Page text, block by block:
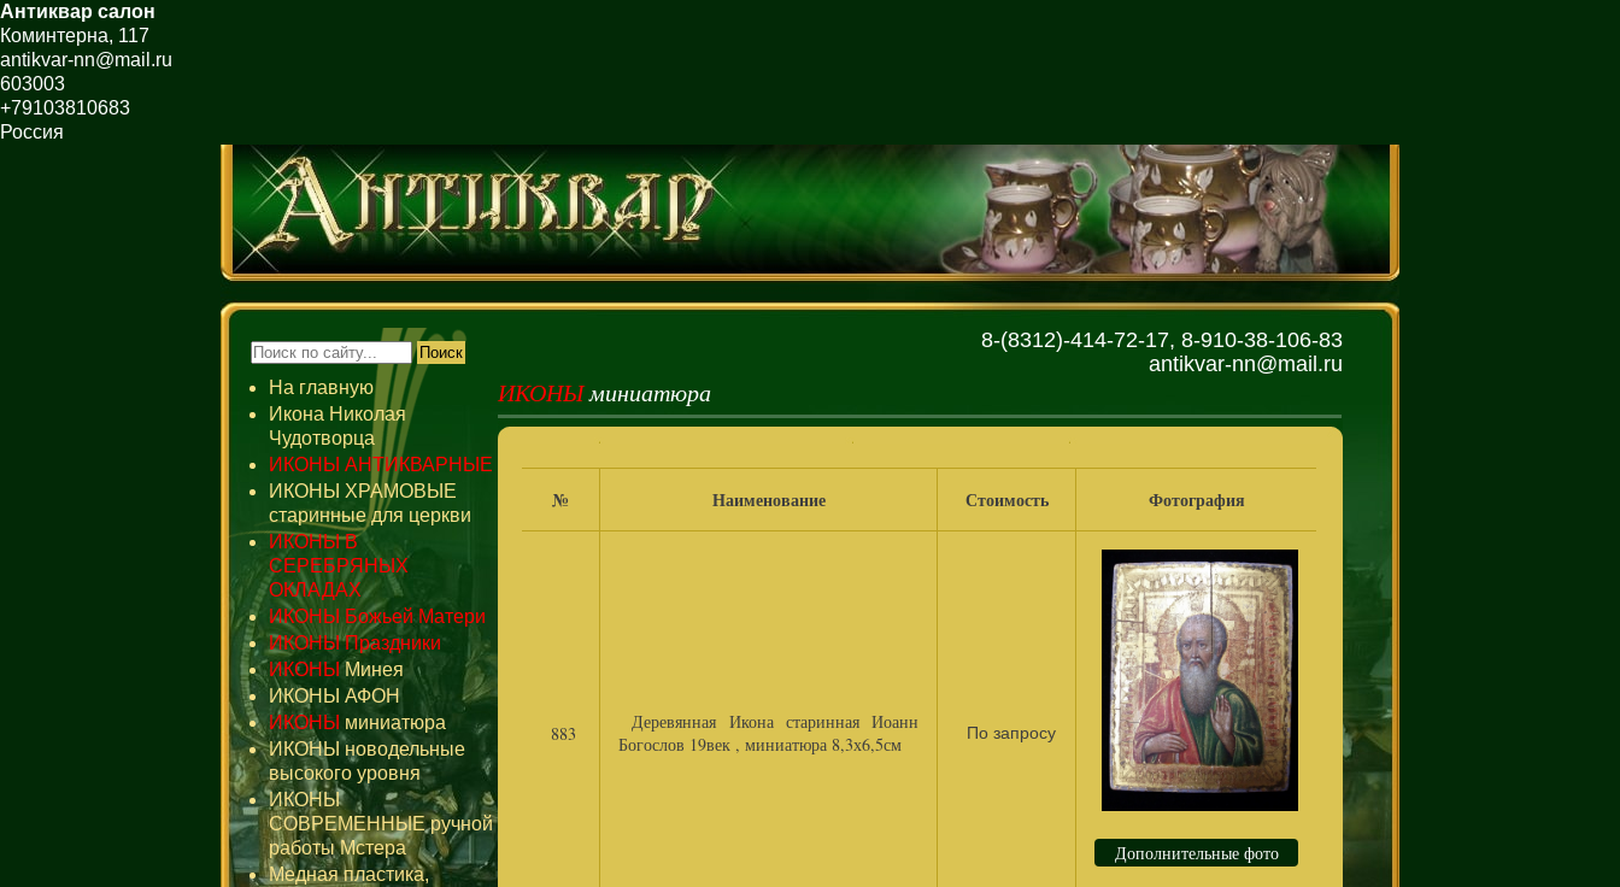
Антиквар салон
Коминтерна, 117
antikvar-nn@mail.ru
603003
+79103810683
Россия
На главную
Икона Николая
Чудотворца
ИКОНЫ АНТИКВАРНЫЕ
ИКОНЫ ХРАМОВЫЕ
старинные для церкви
ИКОНЫ В
СЕРЕБРЯНЫХ
ОКЛАДАХ
ИКОНЫ Божьей Матери
ИКОНЫ Праздники
ИКОНЫМинея
ИКОНЫ АФОН
ИКОНЫ миниатюра
ИКОНЫ новодельные
высокого уровня
ИКОНЫ
СОВРЕМЕННЫЕ ручной
работы Мстера
Медная пластика,
8-(8312)-414-72-17, 8-910-38-106-83
antikvar-nn@mail.ru
ИКОНЫминиатюра
№ Наименование Стоимость Фотография
883
Деревянная Икона старинная Иоанн
Богослов 19век , миниатюра 8,3х6,5см
По запросу
Дополнительные фото